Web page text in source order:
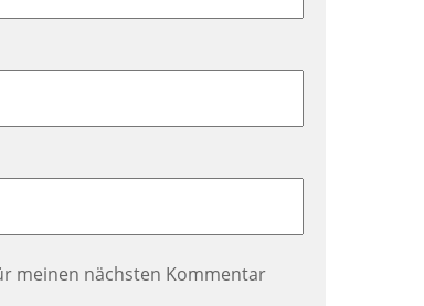
meinen nächsten Kommentar